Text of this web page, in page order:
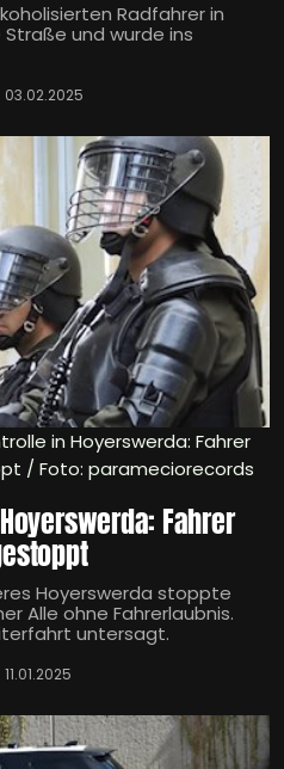
Radfahrer in
und wurde ins
03.02.2025
in Hoyerswerda: Fahrer
/ Foto: parameciorecords
Fahrer
Hoyerswerda stoppte
Alle ohne Fahrerlaubnis.
untersagt.
11.01.2025